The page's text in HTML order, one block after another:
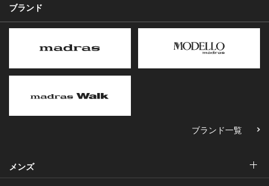
ブランド
ブランド一覧
メンズ